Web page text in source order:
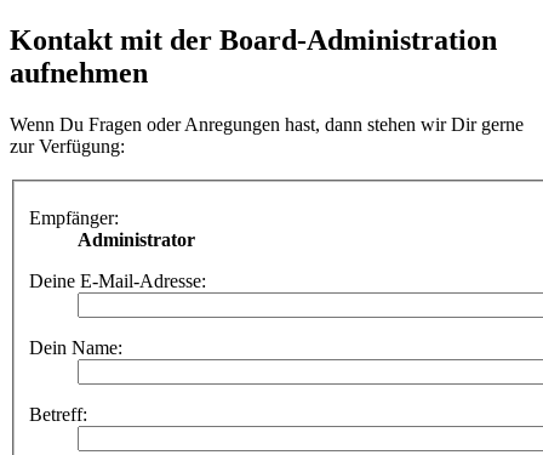
Kontakt mit der Board-Administration
aufnehmen
Wenn Du Fragen oder Anregungen hast, dann stehen wir Dir gerne
zur Verfügung:
Empfänger:
Administrator
Deine E-Mail-Adresse:
Dein Name:
Betreff: